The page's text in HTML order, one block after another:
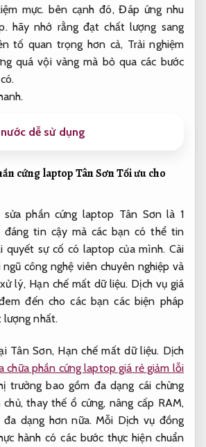
mực. bên cạnh đó,Đáp ứng nhu
hãy nhớ rằng đạt chất lượng sang
tố quan trọng hơn cả, Trải nghiệm
quá vội vàng mà bỏ qua các bước
dễ sử dụng
cứng laptop Tân SơnTối ưu cho
sửa phần cứng laptop Tân Sơn là 1
đáng tin cậy mà các bạn có thể tin
quyết sự cố có laptop của mình. Cài
ngũ công nghệ viên chuyên nghiệp và
lý, Hạn chế mất dữ liệu. Dịch vụ giá
đến cho các bạn các biện pháp
lượng nhất.
Tân Sơn, Hạn chế mất dữ liệu. Dịch
chữa phần cứng laptop giá rẻ giảm lỗi
trường bao gồm đa dạng cái chừng
thay thế ổ cứng, nâng cấp RAM,
đa dạng hơn nữa. Mỗi Dịch vụ đồng
hành có các bước thực hiện chuẩn